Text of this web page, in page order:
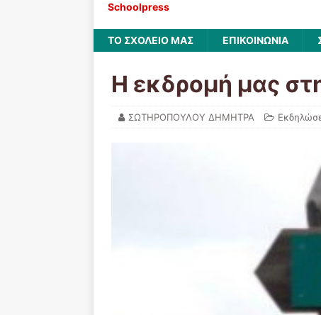
Schoolpress
ΤΟ ΣΧΟΛΕΙΟ ΜΑΣ ΕΠΙΚΟΙΝΩΝΙΑ
Η εκδρομή μας
ΣΩΤΗΡΟΠΟΥΛΟΥ ΔΗΜΗΤΡΑ